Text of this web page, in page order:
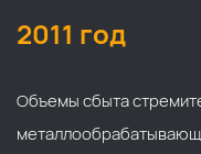
2011 год
Объемы сбыта